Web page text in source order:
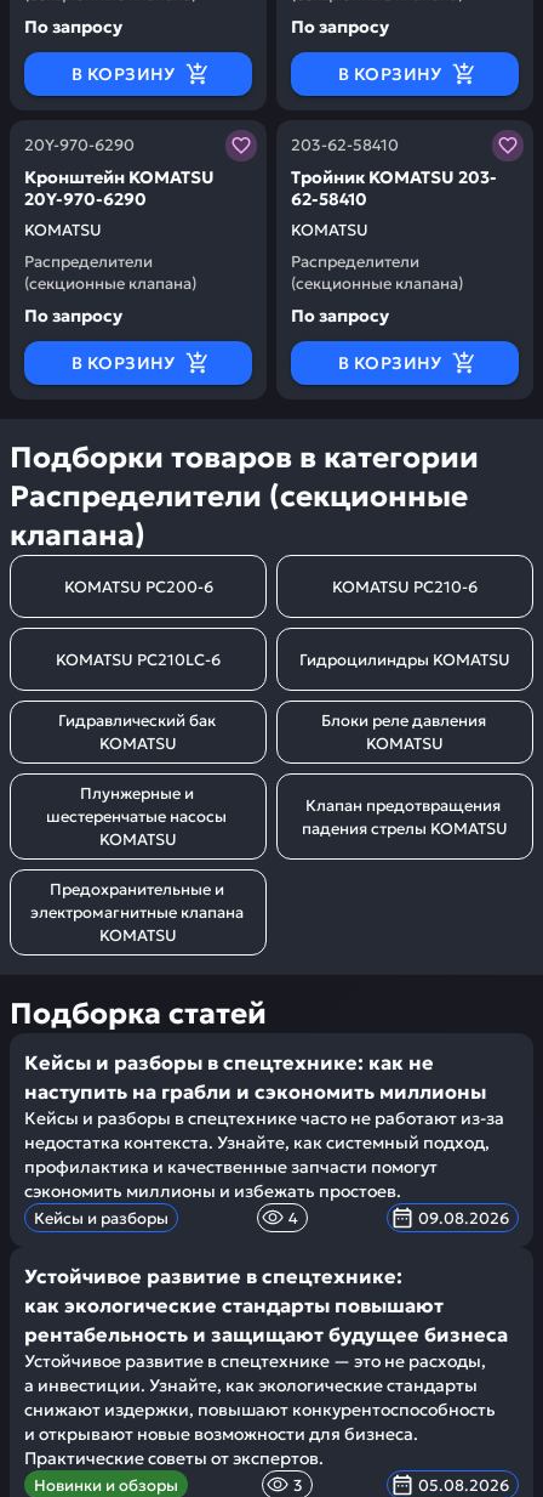
По запросу
В КОРЗИНУ
По запросу
В КОРЗИНУ
20Y-970-6290
KOMATSU
Кронштейн KOMATSU
20Y-970-6290
Распределители
(секционные клапана)
Заказывая запчасти у нас, вы получаете гарантию
По запросу
В КОРЗИНУ
203-62-58410
KOMATSU
Тройник KOMATSU 203-
62-58410
Распределители
(секционные клапана)
Заказывая запчасти у
По запросу
В КОРЗИНУ
Подборки товаров в категории
Распределители (секционные
клапана)
KOMATSU PC200-6 KOMATSU PC210-6
KOMATSU PC210LC-6 Гидроцилиндры KOMATSU
Гидравлический бак
KOMATSU
Блоки реле давления
KOMATSU
Плунжерные и
шестеренчатые насосы
KOMATSU
Клапан предотвращения
падения стрелы KOMATSU
Предохранительные и
электромагнитные клапана
KOMATSU
Подборка статей
Кейсы и разборы в спецтехнике: как не
наступить на грабли и сэкономить миллионы
Кейсы и разборы в спецтехнике часто не работают из-за
недостатка контекста. Узнайте, как системный подход,
профилактика и качественные запчасти помогут
сэкономить миллионы и избежать простоев.
Кейсы и разборы 4 09.08.2026
Устойчивое развитие в спецтехнике:
как экологические стандарты повышают
рентабельность и защищают будущее бизнеса
Устойчивое развитие в спецтехнике — это не расходы,
а инвестиции. Узнайте, как экологические стандарты
снижают издержки, повышают конкурентоспособность
и открывают новые возможности для бизнеса.
Практические советы от экспертов.
Новинки и обзоры 3 05.08.2026